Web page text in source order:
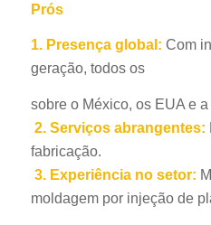
Prós
1. Presença global: Com
geração, todos os
sobre o México, os EUA e
2. Serviços abrangentes:
fabricação.
3. Experiência no setor:
moldagem por injeção de